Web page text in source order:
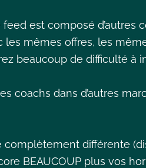
est composé d’autres
mêmes offres, les
beaucoup de difficulté à
coachs dans d’autres
complètement différente
BEAUCOUP plus vos